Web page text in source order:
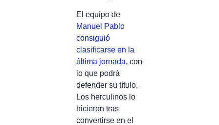
El equipo de
Manuel Pablo
consiguió
clasificarse en la
última jornada, con
lo que podrá
defender su título.
Los herculinos lo
hicieron tras
convertirse en el